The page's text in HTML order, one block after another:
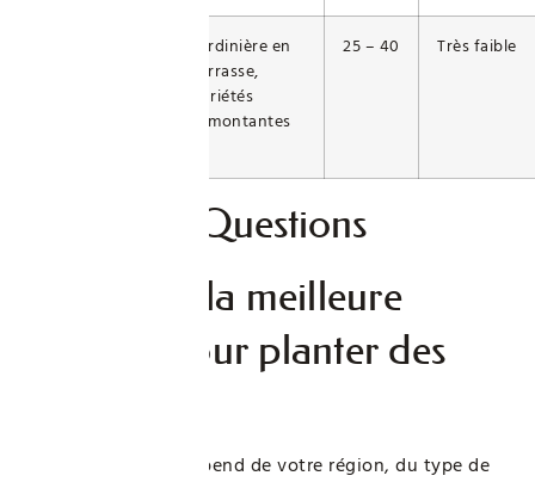
Jardinière en
terrasse,
variétés
remontantes
25 – 40 Très faible
Foire Aux Questions
Quelle est la meilleure
période pour planter des
La période idéale dépend de votre région, du type de